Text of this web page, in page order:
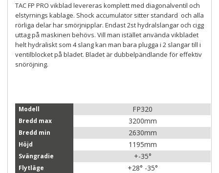
TAC FP PRO vikblad levereras komplett med diagonalventil och
elstyrnings kablage. Shock accumulator sitter standard och alla
rörliga delar har smörjnipplar. Endast 2st hydralslangar och cigg
uttag på maskinen behövs. Vill man istället använda vikbladet
helt hydraliskt som 4 slang kan man bara plugga i 2 slangar till i
ventilblocket på bladet. Bladet är dubbelpändlande för effektiv
snöröjning.
Modell FP320
Bredd max 3200mm
Bredd min 2630mm
Höjd 1195mm
Svängradie +-35°
Flytläge +28° -35°